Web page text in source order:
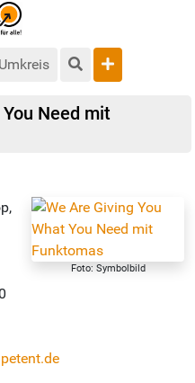
Umkreis
Need mit
Foto: Symbolbild